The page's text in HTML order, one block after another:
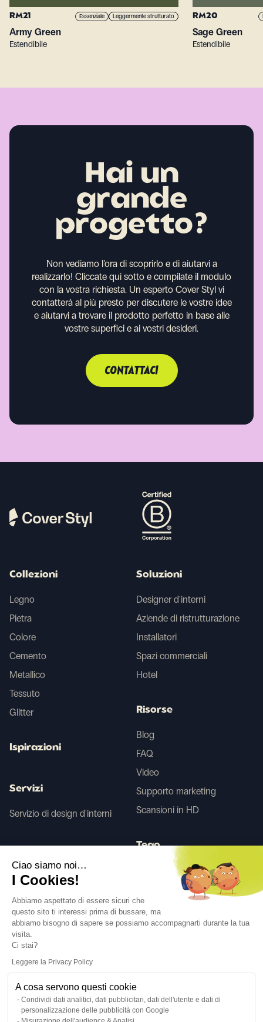
RM21 Essenziale Leggermente strutturato
Army Green
Estendibile
RM20
Sage Green
Estendibile
Hai un
grande
progetto?
Non vediamo l’ora di scoprirlo e di aiutarvi a
realizzarlo! Cliccate qui sotto e compilate il modulo
con la vostra richiesta. Un esperto Cover Styl vi
contatterà al più presto per discutere le vostre idee
e aiutarvi a trovare il prodotto perfetto in base alle
vostre superfici e ai vostri desideri.
CONTATTACI
Seguici
Collezioni
Legno
Pietra
Colore
Cemento
Metallico
Tessuto
Glitter
Ispirazioni
Servizi
Servizio di design d'interni
Soluzioni
Designer d'interni
Aziende di ristrutturazione
Installatori
Spazi commerciali
Hotel
Risorse
Blog
FAQ
Video
Supporto marketing
Scansioni in HD
Tego
Prima/Dopo IA
Lingua IT ↓
Ciao siamo noi…
I Cookies!
Abbiamo aspettato di essere sicuri che
questo sito ti interessi prima di bussare, ma
abbiamo bisogno di sapere se possiamo accompagnarti durante la tua
visita.
Ci stai?
Leggere la Privacy Policy
A cosa servono questi cookie
Condividi dati analitici, dati pubblicitari, dati dell'utente e dati di
personalizzazione delle pubblicità con Google